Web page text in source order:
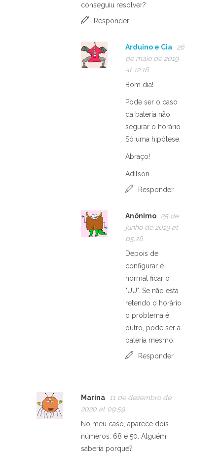
conseguiu resolver?
Responder
Arduino e Cia
26
de maio de 2019
at 12:16
Bom dia!
Pode ser o caso
da bateria não
segurar o horário.
Só uma hipótese.
Abraço!
Adilson
Responder
Anônimo
25 de
junho de 2019 at
05:26
Depois de
configurar é
normal ficar o
"UU". Se não está
retendo o horário
o problema é
outro, pode ser a
bateria mesmo.
Responder
Marina
11 de dezembro de
2020 at 09:59
No meu caso, aparece dois
números: 68 e 50. Alguém
saberia porque?